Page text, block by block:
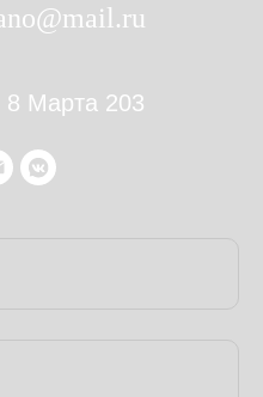
8 Марта 203